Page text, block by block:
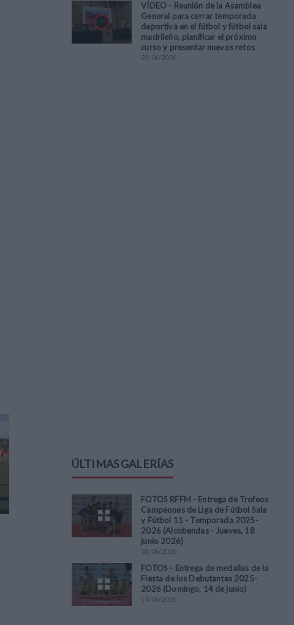
VÍDEO - Reunión de la Asamblea
General para cerrar temporada
deportiva en el fútbol y fútbol sala
madrileño, planificar el próximo
curso y presentar nuevos retos
23/06/2026
ÚLTIMAS GALERÍAS
FOTOS RFFM - Entrega de Trofeos
Campeones de Liga de Fútbol Sala
y Fútbol 11 - Temporada 2025-
2026 (Alcobendas - Jueves, 18
junio 2026)
18/06/2026
FOTOS - Entrega de medallas de la
Fiesta de los Debutantes 2025-
2026 (Domingo, 14 de junio)
14/06/2026